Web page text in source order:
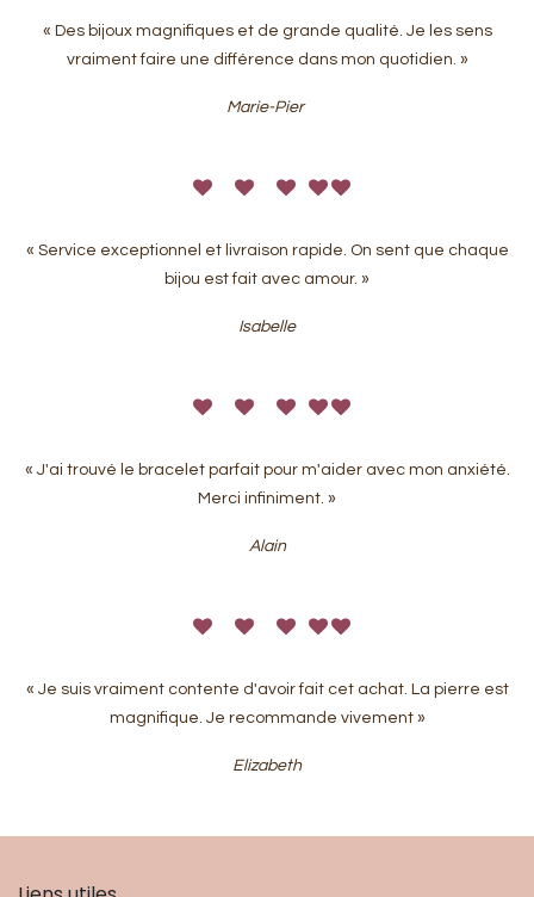
« Des bijoux magnifiques et de grande qualité. Je les sens
vraiment faire une différence dans mon quotidien. »
Marie-Pier
« Service exceptionnel et livraison rapide. On sent que chaque
bijou est fait avec amour. »
Isabelle
« J'ai trouvé le bracelet parfait pour m'aider avec mon anxiété.
Merci infiniment. »
Alain
« Je suis vraiment contente d'avoir fait cet achat. La pierre est
magnifique. Je recommande vivement »
Elizabeth